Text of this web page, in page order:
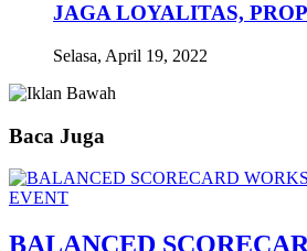
JAGA LOYALITAS,
Selasa, April 19, 2022
Baca Juga
EVENT
BALANCED